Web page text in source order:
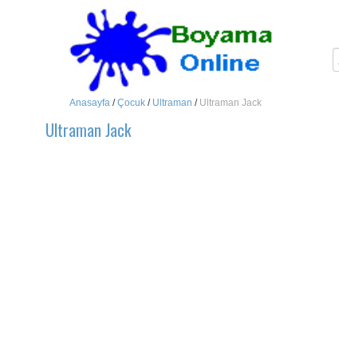
Anasayfa /Çocuk / Ultraman / Ultraman Jack
Ultraman Jack